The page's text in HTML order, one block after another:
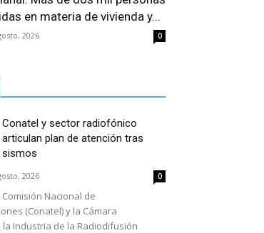
en materia de vivienda y...
2026 0
Conatel y sector radiofónico
articulan plan de atención tras
sismos
2026 0
Nacional de
(Conatel) y la Cámara
Industria de la Radiodifusión